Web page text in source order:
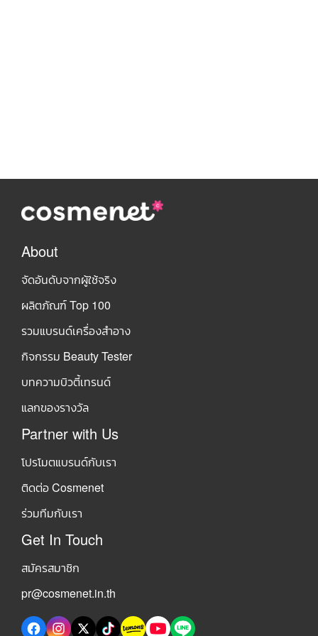
About
จัดอันดับจากผู้ใช้จริง
ผลิตภัณฑ์ Top 100
รวมแบรนด์เครื่องสำอาง
กิจกรรม Beauty Tester
บทความบิวตี้เทรนด์
แลกของรางวัล
Partner with Us
โปรโมตแบรนด์กับเรา
ติดต่อ Cosmenet
ร่วมทีมกับเรา
Get In Touch
สมัครสมาชิก
pr@cosmenet.in.th